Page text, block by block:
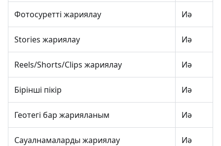
Фотосуретті жариялау Иә
Stories жариялау Иә
Reels/Shorts/Clips жариялау Иә
Бірінші пікір Иә
Геотегі бар жарияланым Иә
Сауалнамаларды жариялау Иә